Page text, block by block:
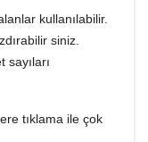
kullanılabilir.
siniz.
sayıları
tıklama ile çok